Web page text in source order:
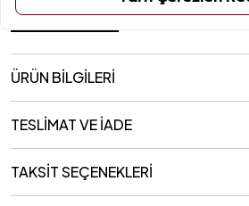
18.5x4.5x28.1 Cm
ÜRÜN BİLGİLERİ
TESLİMAT VE İADE
TAKSİT SEÇENEKLERİ